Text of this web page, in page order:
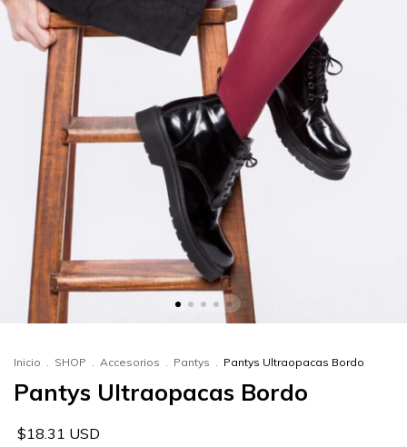
Inicio . SHOP . Accesorios . Pantys . Pantys Ultraopacas Bordo
Pantys Ultraopacas Bordo
$18.31 USD